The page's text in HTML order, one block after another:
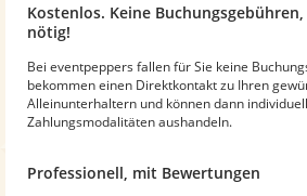
Kostenlos. Keine
nötig!
Bei eventpeppers fallen für Sie keine
bekommen einen Direktkontakt zu Ihren
Alleinunterhaltern und können dann
Zahlungsmodalitäten aushandeln.
Professionell, mit Bewertungen